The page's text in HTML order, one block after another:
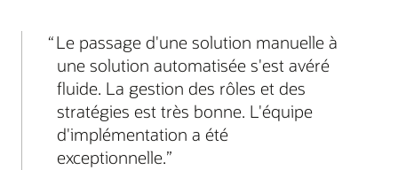
Le passage d'une solution manuelle à
une solution automatisée s'est avéré
fluide. La gestion des rôles et des
stratégies est très bonne. L'équipe
d'implémentation a été
exceptionnelle.